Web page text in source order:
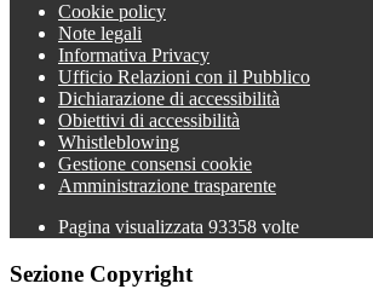
Cookie policy
Note legali
Informativa Privacy
Ufficio Relazioni con il Pubblico
Dichiarazione di accessibilità
Obiettivi di accessibilità
Whistleblowing
Gestione consensi cookie
Amministrazione trasparente
Pagina visualizzata 93358 volte
Sezione Copyright